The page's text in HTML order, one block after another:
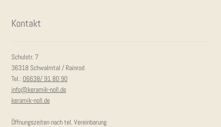
Kon­takt
Schulstr. 7
36318 Schwalmtal / Rainrod
Tel.: 06638/ 91 80 90
info@keramik-noll.de
keramik-noll.de
Öffnungszeiten nach tel. Vereinbarung